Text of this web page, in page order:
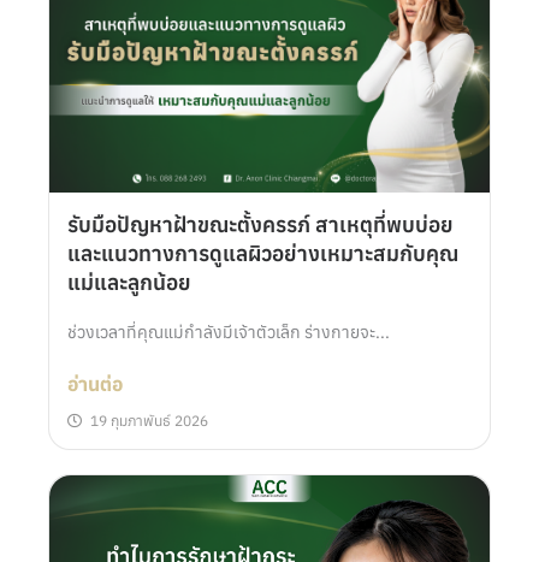
รับมือปัญหาฝ้าขณะตั้งครรภ์ สาเหตุที่พบบ่อย
และแนวทางการดูแลผิวอย่างเหมาะสมกับคุณ
แม่และลูกน้อย
ช่วงเวลาที่คุณแม่กำลังมีเจ้าตัวเล็ก ร่างกายจะ...
อ่านต่อ
19 กุมภาพันธ์ 2026